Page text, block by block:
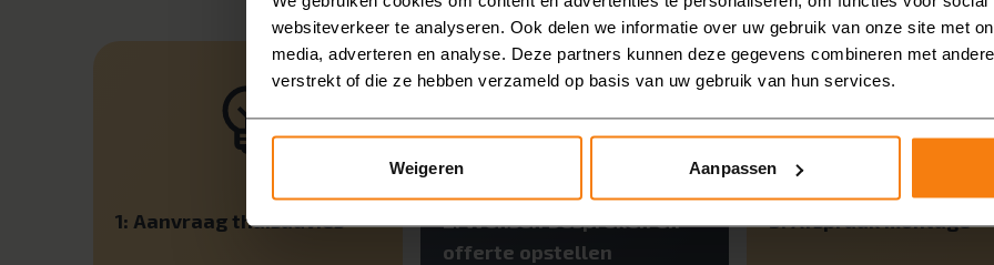
websiteverkeer te analyseren. Ook delen we informatie over uw gebruik van onze site met
media, adverteren en analyse. Deze partners kunnen deze gegevens combineren met
verstrekt of die ze hebben verzameld op basis van uw gebruik van hun services.
Weigeren Aanpassen
1: Aanvraag thuisadvies
2: Wensen bespreken en
offerte opstellen
3: Afspraak montage